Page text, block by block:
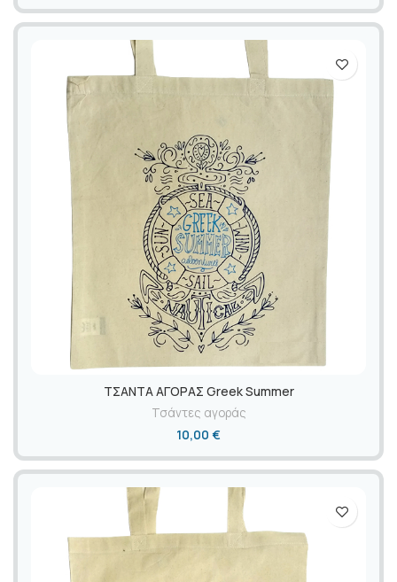
ΤΣΑΝΤΑ ΑΓΟΡΑΣ Greek Summer
Τσάντες αγοράς
10,00 €